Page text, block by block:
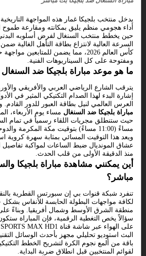
يدخل منتخب بلجيكا غمار هذه المواجهة التاريخية
أداء هجومي منظم يليق بمكانته ومقارعة طموح
حين يخطط منتخب السنغال لفرض أسلوبه البدني
السرعة العالية لانتزاع بطاقة التأهل الغالية
كأس العالم 2026، مما يضمن للمتابعين
ومفتوحة على كل السيناريوهات الفنية.
ما هو موعد مباراة بلجيكا ضد السنغال
يترقب الشارع الرياضي العربي والأفريقي
إشارة البدء لهذا الصدام التكتيكي المثير في
العرس العالمي لنيل بطاقة العبور للدور القادم.
مباراة بلجيكا ضد السنغال
حيث ستنطلق مجريات اللقاء رسمياً في تمام
مساءً (11:00 مساءً) بتوقيت مكة المكرمة
ويعد هذا التوقيت المسائي بمثابة سهرة كروية
عشاق المونديال ضبط الساعات لمواكبة تفاصيل
منذ الدقيقة الأولى من قلب الحدث.
أين يمكنني مشاهدة مباراة بلجيكا
مباشر؟
تنفرد شبكة قنوات بي إن سبورتس القطرية
لكافة مواجهات البطولة الحابسة للأنفاس
منطقة الشرق الأوسط وشمال أفريقيا. وبناءً
سؤالاً يخص التغطية الرقمية، فإن المباراة
البث استوديو تحليلي مجهز بأحدث الوسائل
باقة من ألمع نجوم الكرة لتشريح الخطط
لقوائم المنتخبين قبل انطلاق ضربة البداية.